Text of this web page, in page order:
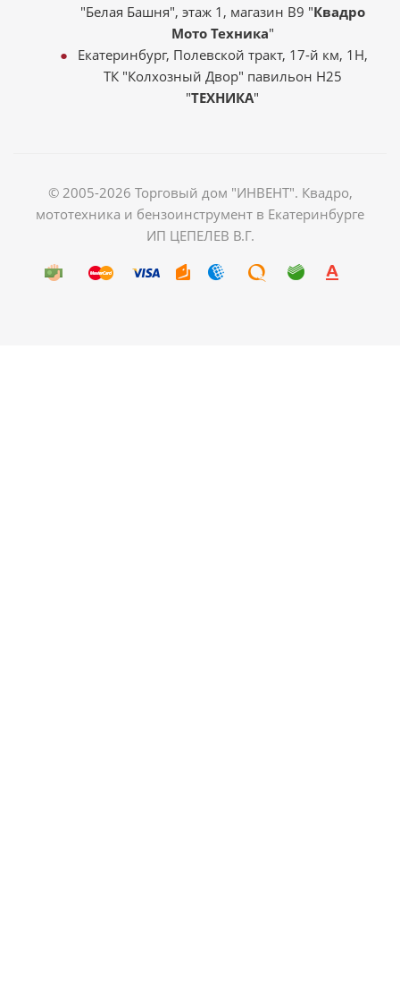
"Белая Башня", этаж 1, магазин В9 "Квадро
Мото Техника"
Екатеринбург, Полевской тракт, 17-й км, 1Н,
ТК "Колхозный Двор" павильон Н25
"ТЕХНИКА"
© 2005-2026 Торговый дом "ИНВЕНТ". Квадро,
мототехника и бензоинструмент в Екатеринбурге
ИП ЦЕПЕЛЕВ В.Г.